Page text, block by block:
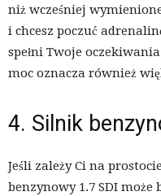
niż wcześniej
i chcesz poczuć
spełni Twoje
moc oznacza również
4. Silnik
Jeśli zależy Ci na
benzynowy 1.7 SDI może